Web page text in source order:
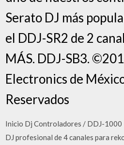
Serato DJ más
el DDJ-SR2 de 2
MÁS. DDJ-SB3.
Electronics de
Reservados
Inicio Dj Controladores / DDJ-
DJ profesional de 4 canales para